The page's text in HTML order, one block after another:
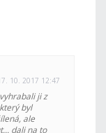
10. 2017 12:47
ji z
byl
ale
dali na to